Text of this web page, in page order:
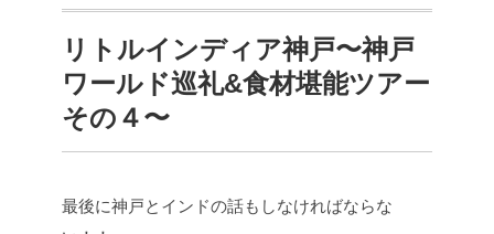
リトルインディア神戸〜神戸
ワールド巡礼&食材堪能ツアー
その４〜
最後に神戸とインドの話もしなければならな